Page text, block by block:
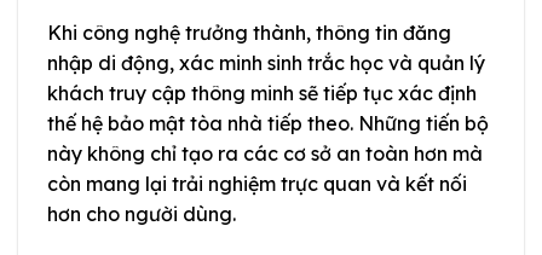
Khi công nghệ trưởng thành, thông tin đăng
nhập di động, xác minh sinh trắc học và quản lý
khách truy cập thông minh sẽ tiếp tục xác định
thế hệ bảo mật tòa nhà tiếp theo. Những tiến bộ
này không chỉ tạo ra các cơ sở an toàn hơn mà
còn mang lại trải nghiệm trực quan và kết nối
hơn cho người dùng.